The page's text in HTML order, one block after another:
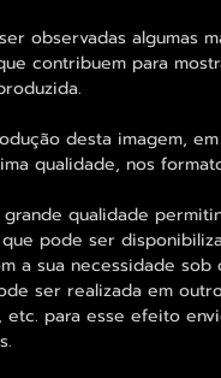
observadas algumas
contribuem para
desta imagem,
qualidade, nos
qualidade
pode ser
a sua necessidade sob
ser realizada em
etc. para esse efeito